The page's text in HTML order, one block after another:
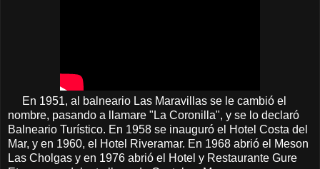
En 1951, al balneario Las Maravillas se le cambió el
nombre, pasando a llamare "La Coronilla", y se lo declaró
Balneario Turístico. En 1958 se inauguró el Hotel Costa del
Mar, y en 1960, el Hotel Riveramar. En 1968 abrió el Meson
Las Cholgas y en 1976 abrió el Hotel y Restaurante Gure